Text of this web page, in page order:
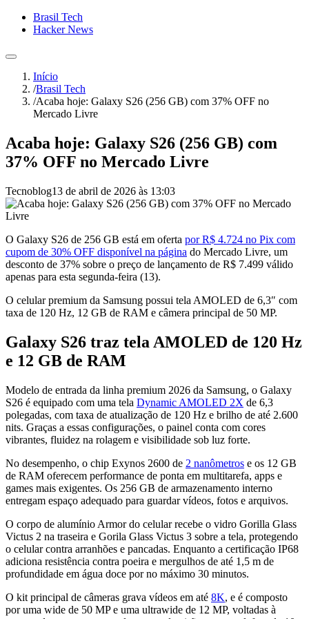
Brasil Tech
Hacker News
Início
/Brasil Tech
/Acaba hoje: Galaxy S26 (256 GB) com 37% OFF no
Mercado Livre
Acaba hoje: Galaxy S26 (256 GB) com
37% OFF no Mercado Livre
Tecnoblog13 de abril de 2026 às 13:03
O Galaxy S26 de 256 GB está em oferta por R$ 4.724 no Pix com
cupom de 30% OFF disponível na página do Mercado Livre, um
desconto de 37% sobre o preço de lançamento de R$ 7.499 válido
apenas para esta segunda-feira (13).
O celular premium da Samsung possui tela AMOLED de 6,3″ com
taxa de 120 Hz, 12 GB de RAM e câmera principal de 50 MP.
Galaxy S26 traz tela AMOLED de 120 Hz
e 12 GB de RAM
Modelo de entrada da linha premium 2026 da Samsung, o Galaxy
S26 é equipado com uma tela Dynamic AMOLED 2X de 6,3
polegadas, com taxa de atualização de 120 Hz e brilho de até 2.600
nits. Graças a essas configurações, o painel conta com cores
vibrantes, fluidez na rolagem e visibilidade sob luz forte.
No desempenho, o chip Exynos 2600 de 2 nanômetros e os 12 GB
de RAM oferecem performance de ponta em multitarefa, apps e
games mais exigentes. Os 256 GB de armazenamento interno
entregam espaço adequado para guardar vídeos, fotos e arquivos.
O corpo de alumínio Armor do celular recebe o vidro Gorilla Glass
Victus 2 na traseira e Gorila Glass Victus 3 sobre a tela, protegendo
o celular contra arranhões e pancadas. Enquanto a certificação IP68
adiciona resistência contra poeira e mergulhos de até 1,5 m de
profundidade em água doce por no máximo 30 minutos.
O kit principal de câmeras grava vídeos em até 8K, e é composto
por uma wide de 50 MP e uma ultrawide de 12 MP, voltadas à